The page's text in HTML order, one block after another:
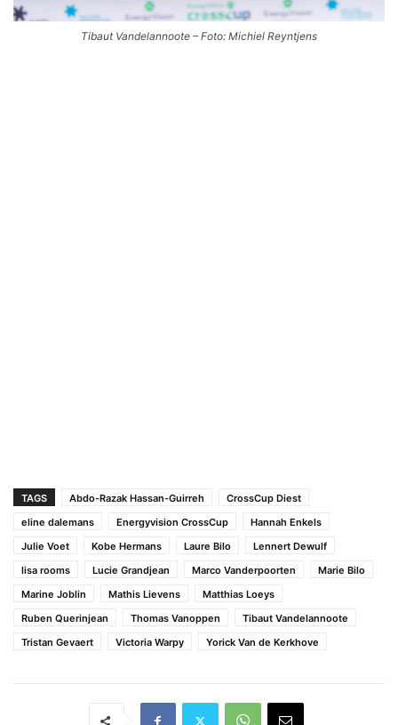
Tibaut Vandelannoote – Foto: Michiel Reyntjens
TAGS Abdo-Razak Hassan-Guirreh
CrossCup Diest
eline dalemans
Energyvision CrossCup
Hannah Enkels
Julie Voet
Kobe Hermans Laure Bilo
Lennert Dewulf
lisa rooms
Lucie Grandjean Marco Vanderpoorten
Marie Bilo
Marine Joblin
Mathis Lievens
Matthias Loeys
Ruben Querinjean
Thomas Vanoppen
Tibaut Vandelannoote
Tristan Gevaert
Victoria Warpy Yorick Van de Kerkhove